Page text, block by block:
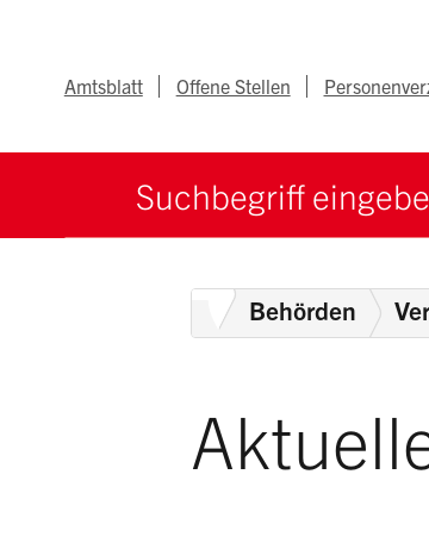
Metanav
Amtsblatt Offene Stellen
Suchbegriff
HomeBehörden